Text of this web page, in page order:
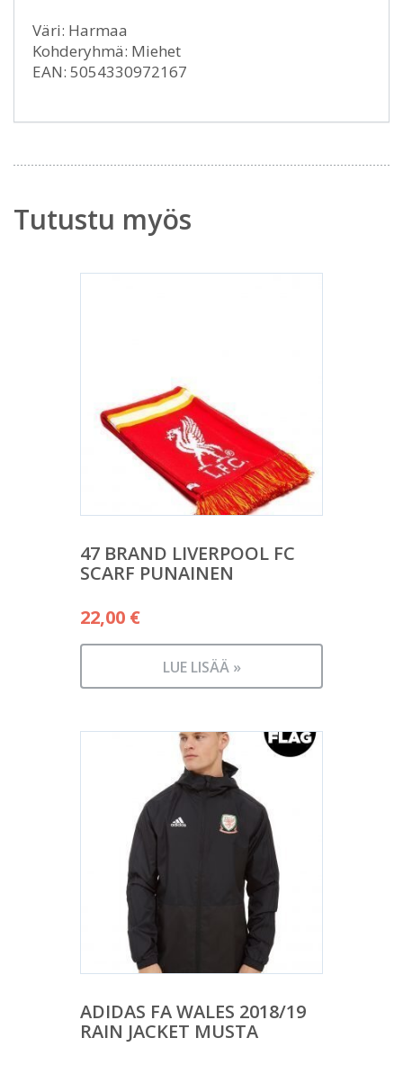
Väri: Harmaa
Kohderyhmä: Miehet
EAN: 5054330972167
Tutustu myös
47 BRAND LIVERPOOL FC
SCARF PUNAINEN
22,00 €
LUE LISÄÄ »
ADIDAS FA WALES 2018/19
RAIN JACKET MUSTA